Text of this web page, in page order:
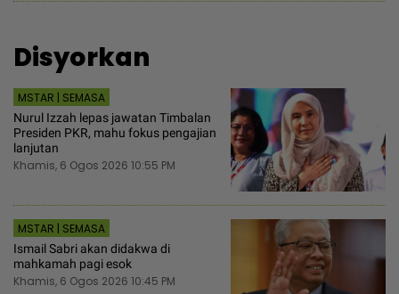
Disyorkan
MSTAR | SEMASA
Nurul Izzah lepas jawatan Timbalan
Presiden PKR, mahu fokus pengajian
lanjutan
Khamis, 6 Ogos 2026 10:55 PM
MSTAR | SEMASA
Ismail Sabri akan didakwa di
mahkamah pagi esok
Khamis, 6 Ogos 2026 10:45 PM